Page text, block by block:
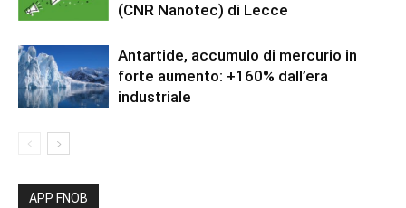
(CNR Nanotec) di Lecce
Antartide, accumulo di mercurio in
forte aumento: +160% dall’era
industriale
APP FNOB